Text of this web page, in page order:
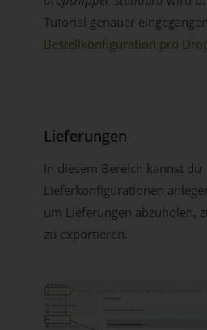
Tutorial genauer
Bestellkonfiguration pro
Lieferungen
In diesem Bereich kannst du
Lieferkonfigurationen
um Lieferungen abzuholen,
zu exportieren.